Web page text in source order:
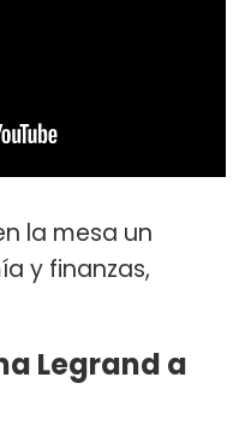
la mesa un
y finanzas,
Legrand a